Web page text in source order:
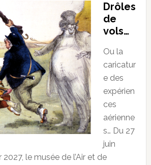
Drôles
de
vols…
Ou la
caricatur
e des
expérien
ces
aérienne
s… Du 27
juin
le musée de l’Air et de